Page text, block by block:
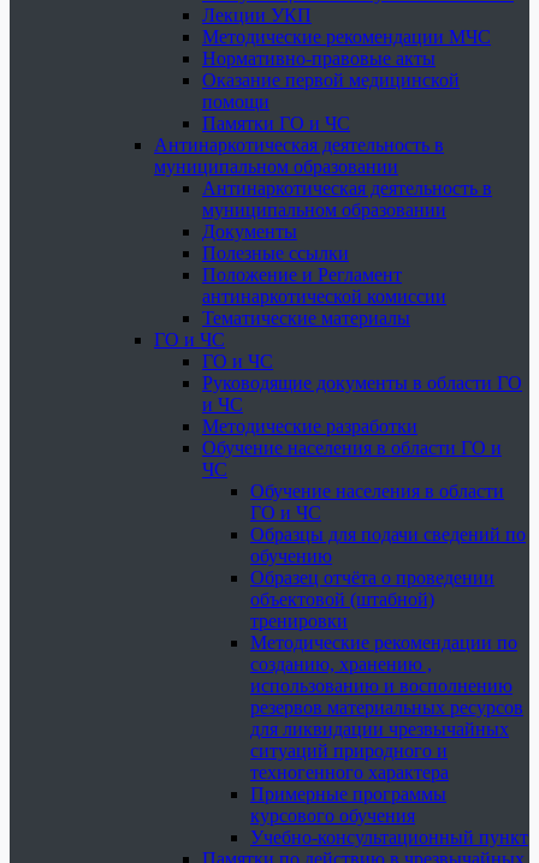
Лекции УКП
Методические рекомендации МЧС
Нормативно-правовые акты
Оказание первой медицинской
помощи
Памятки ГО и ЧС
Антинаркотическая деятельность в
муниципальном образовании
Антинаркотическая деятельность в
муниципальном образовании
Документы
Полезные ссылки
Положение и Регламент
антинаркотической комиссии
Тематические материалы
ГО и ЧС
ГО и ЧС
Руководящие документы в области ГО
и ЧС
Методические разработки
Обучение населения в области ГО и
ЧС
Обучение населения в области
ГО и ЧС
Образцы для подачи сведений по
обучению
Образец отчёта о проведении
объектовой (штабной)
тренировки
Методические рекомендации по
созданию, хранению ,
использованию и восполнению
резервов материальных ресурсов
для ликвидации чрезвычайных
ситуаций природного и
техногенного характера
Примерные программы
курсового обучения
Учебно-консультационный пункт
Памятки по действию в чрезвычайных